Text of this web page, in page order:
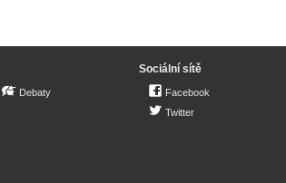
Debaty
Sociální sítě
Facebook
Twitter